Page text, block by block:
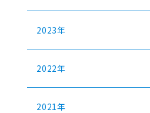
2023年
2022年
2021年